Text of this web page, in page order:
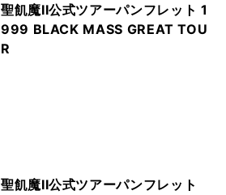
聖飢魔II公式ツアーパンフレット 1
999 BLACK MASS GREAT TOU
R
聖飢魔II公式ツアーパンフレット